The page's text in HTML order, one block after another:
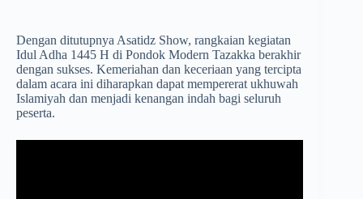
Dengan ditutupnya Asatidz Show, rangkaian kegiatan
Idul Adha 1445 H di Pondok Modern Tazakka berakhir
dengan sukses. Kemeriahan dan keceriaan yang tercipta
dalam acara ini diharapkan dapat mempererat ukhuwah
Islamiyah dan menjadi kenangan indah bagi seluruh
peserta.